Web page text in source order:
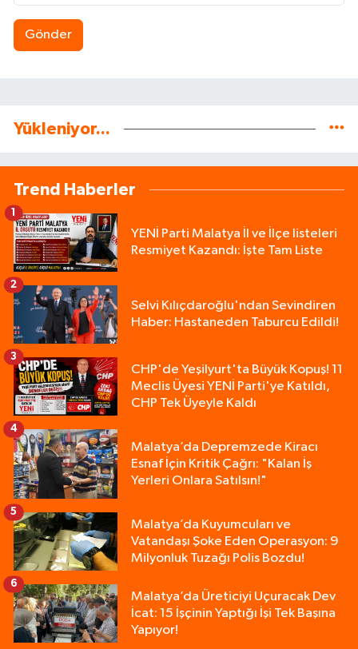
Gönder
Yükleniyor...
Trend Haberler
YENİ Parti Malatya İl ve İlçe listeleri
Resmiyet Kazandı: İşte Tam Liste
1
Selvi Kılıçdaroğlu'ndan Sevindiren
Haber: Hastaneden Taburcu Edildi!
2
CHP'de Yeşilyurt'ta Büyük Kopuş! 11
Meclis Üyesi YENİ Parti'ye Katıldı,
CHP Tek Üyeyle Kaldı
3
Malatya’da Depremzede Kiracı
Esnaf İçin Kritik Çağrı: "Kalan İş
Yerleri Onlara Satılsın!"
4
Malatya’da Kuyumcuları ve
Vatandaşı Şoke Eden Operasyon: 9
Milyonluk Tuzağı Polis Bozdu!
5
Malatya’da Üreticiyi Uçuracak Dev
İcat: 15 İşçinin Yaptığı İşi Tek Başına
Yapıyor!
6